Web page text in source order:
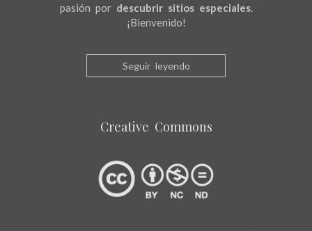
pasión por descubrir sitios especiales.
¡Bienvenido!
Seguir leyendo
Creative Commons